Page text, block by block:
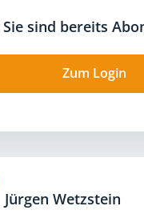
Sie sind bereits
Zum Login
Jürgen Wetzstein